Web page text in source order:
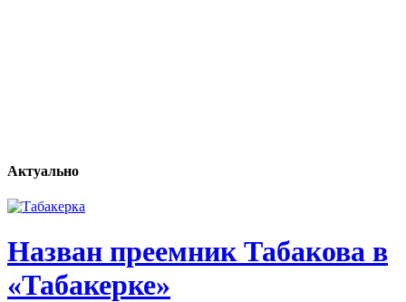
Актуально
Назван преемник Табакова в
«Табакерке»